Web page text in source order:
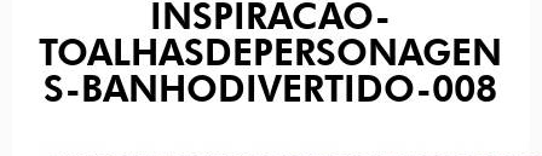
INSPIRACAO-
TOALHASDEPERSONAGEN
S-BANHODIVERTIDO-008